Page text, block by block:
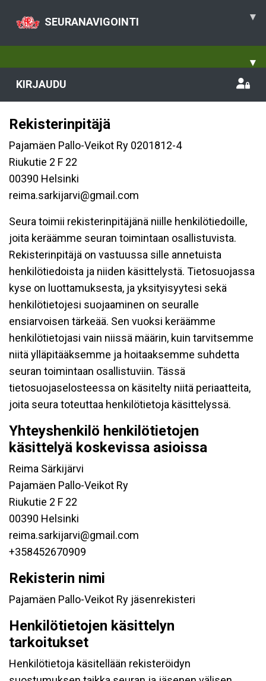
SEURANAVIGOINTI ▾
▾
KIRJAUDU
Rekisterinpitäjä
Pajamäen Pallo-Veikot Ry 0201812-4
Riukutie 2 F 22
00390 Helsinki
reima.sarkijarvi@gmail.com
Seura toimii rekisterinpitäjänä niille henkilötiedoille,
joita keräämme seuran toimintaan osallistuvista.
Rekisterinpitäjä on vastuussa sille annetuista
henkilötiedoista ja niiden käsittelystä. Tietosuojassa
kyse on luottamuksesta, ja yksityisyytesi sekä
henkilötietojesi suojaaminen on seuralle
ensiarvoisen tärkeää. Sen vuoksi keräämme
henkilötietojasi vain niissä määrin, kuin tarvitsemme
niitä ylläpitääksemme ja hoitaaksemme suhdetta
seuran toimintaan osallistuviin. Tässä
tietosuojaselosteessa on käsitelty niitä periaatteita,
joita seura toteuttaa henkilötietoja käsittelyssä.
Yhteyshenkilö henkilötietojen
käsittelyä koskevissa asioissa
Reima Särkijärvi
Pajamäen Pallo-Veikot Ry
Riukutie 2 F 22
00390 Helsinki
reima.sarkijarvi@gmail.com
+358452670909
Rekisterin nimi
Pajamäen Pallo-Veikot Ry jäsenrekisteri
Henkilötietojen käsittelyn
tarkoitukset
Henkilötietoja käsitellään rekisteröidyn